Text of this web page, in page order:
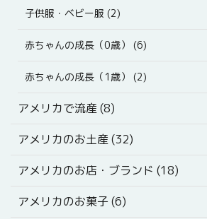
子供服・ベビー服 (2)
赤ちゃんの成長（0歳） (6)
赤ちゃんの成長（1歳） (2)
アメリカで流産 (8)
アメリカのお土産 (32)
アメリカのお店・ブランド (18)
アメリカのお菓子 (6)